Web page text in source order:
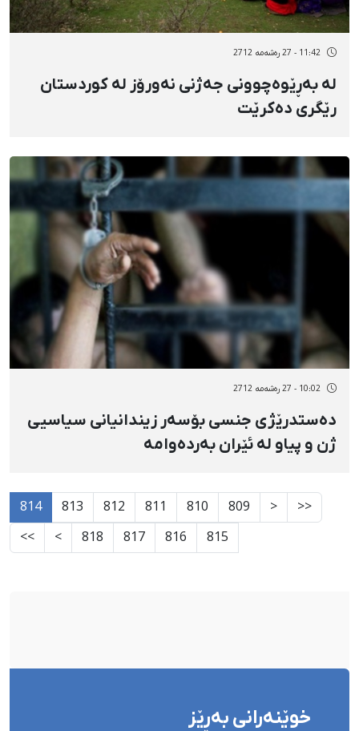
11:42 - 27 رەشەمه 2712
لە بەڕێوەچوونی جەژنی نەورۆز لە کوردستان
رێگری دەکرێت
10:02 - 27 رەشەمه 2712
دەستدرێژی جنسی بۆسەر زیندانیانی سیاسیی
ژن و پیاو لە ئێران بەردەوامە
<<
<
809
810
811
812
813
814
815
816
817
818
>
>>
خوێنەرانی بەڕێز